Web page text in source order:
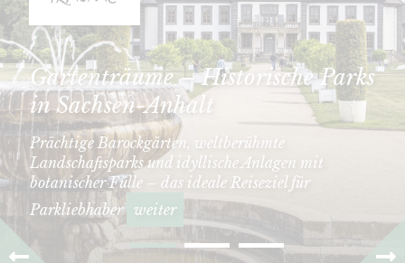
Gartenträume – Historische Parks
in Sachsen-Anhalt
Prächtige Barockgärten, weltberühmte
Landschaftsparks und idyllische Anlagen mit
botanischer Fülle – das ideale Reiseziel für
Parkliebhaber weiter